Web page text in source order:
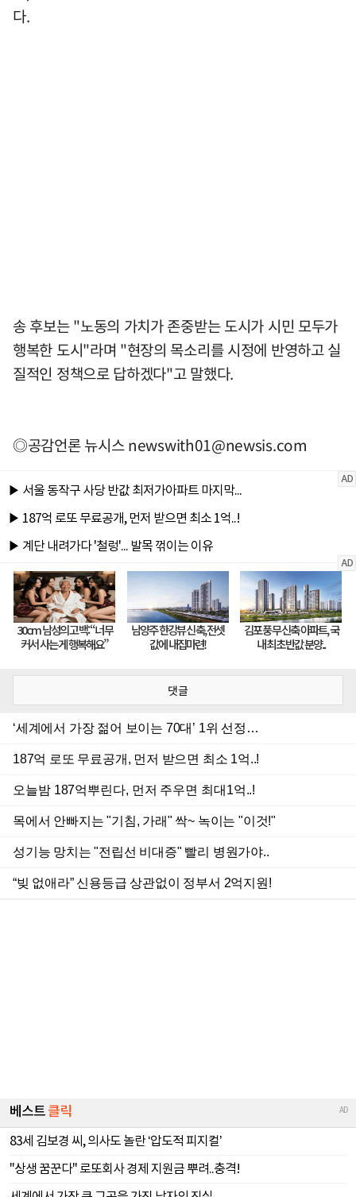
다.
송 후보는 "노동의 가치가 존중받는 도시가 시민 모두가
행복한 도시"라며 "현장의 목소리를 시정에 반영하고 실
질적인 정책으로 답하겠다"고 말했다.
◎공감언론 뉴시스newswith01@newsis.com
댓글